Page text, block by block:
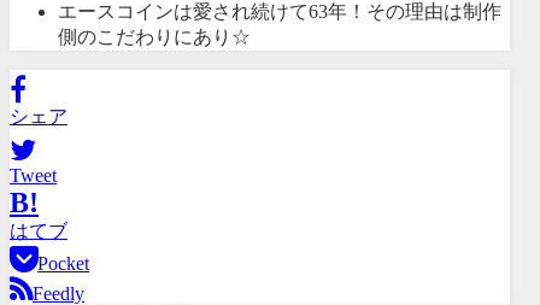
エースコインは愛され続けて63年！その理由は制作
側のこだわりにあり☆
シェア
Tweet
B!
はてブ
Pocket
Feedly